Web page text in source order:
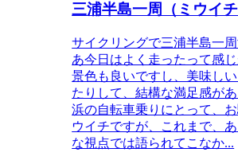
三浦半島一周（ミウイチ
サイクリングで三浦半島一
あ今日はよく走ったって感じ
景色も良いですし、美味し
たりして、結構な満足感が
浜の自転車乗りにとって、お
ウイチですが、これまで、
な視点では語られてこなか...